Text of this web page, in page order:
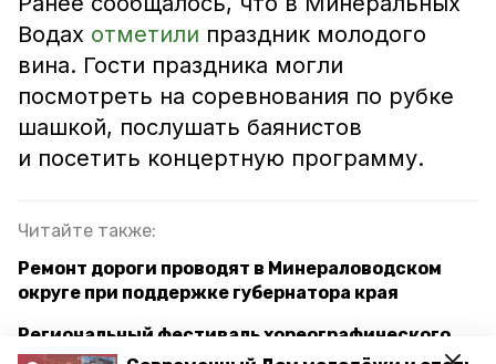
Водах отметили праздник молодого
вина. Гости праздника могли
посмотреть на соревнования по рубке
шашкой, послушать баянистов
и посетить концертную программу.
Читайте также:
Ремонт дороги проводят в Минераловодском
округе при поддержке губернатора края
Региональный фестиваль хореографического
искусства пройдёт в Минеральных Водах